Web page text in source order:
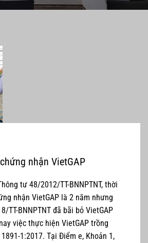
nhận VietGAP
tư 48/2012/TT-BNNPTNT, thời
nhận VietGAP là 2 năm nhưng
TT-BNNPTNT đã bãi bỏ VietGAP
việc thực hiện VietGAP trồng
1:2017. Tại Điểm e, Khoản 1,